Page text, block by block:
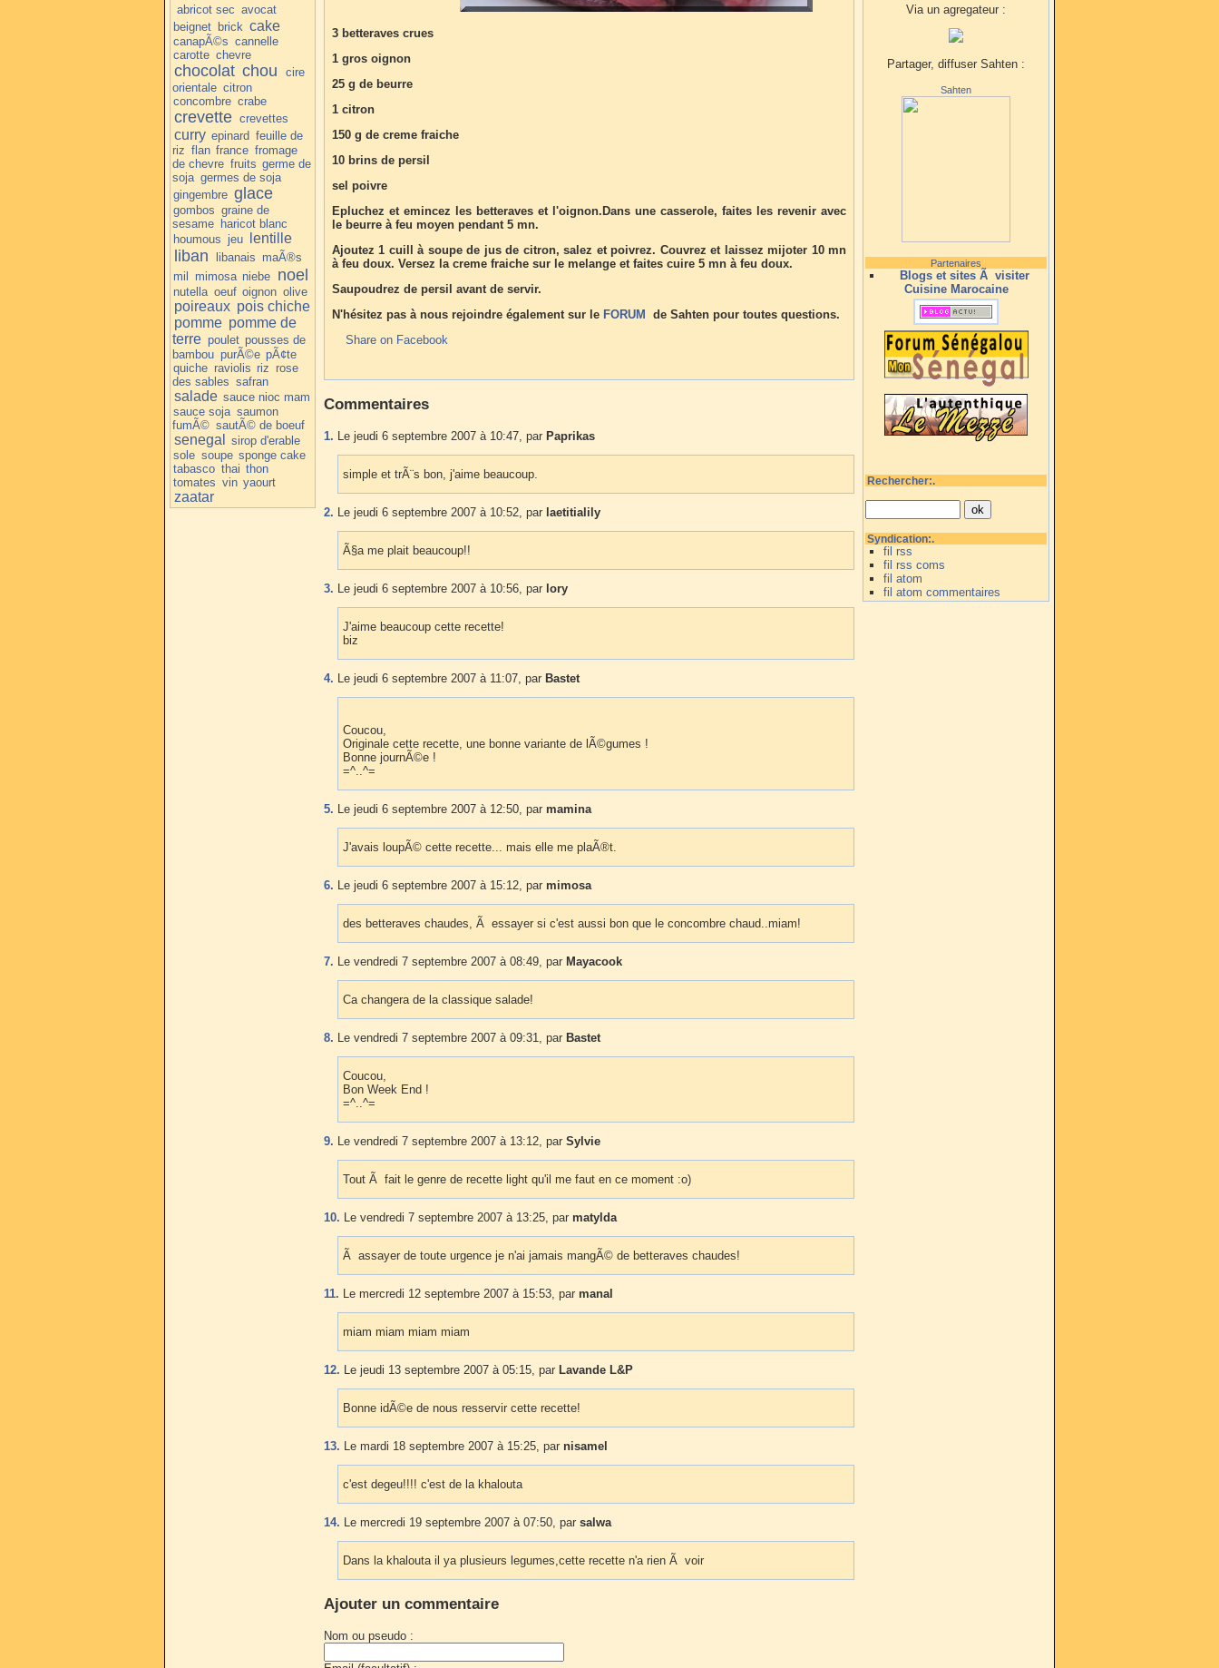
abricot sec avocat
beignet brick cake
canapÃ©s cannelle
carotte chevre
chocolat chou
cire
orientale citron
concombre crabe
crevette crevettes
curry epinard feuille de
riz flan france fromage
de chevre fruits germe de
soja germes de soja
gingembre glace
gombos graine de
sesame haricot blanc
houmous jeu lentille
liban libanais maÃ®s
mil mimosa niebe noel
nutella oeuf oignon olive
poireaux pois chiche
pomme pomme de
terre poulet pousses de
bambou purÃ©e pÃ¢te
quiche raviolis riz rose
des sables safran
salade sauce nioc mam
sauce soja saumon
fumÃ© sautÃ© de boeuf
senegal
sirop d'erable
sole soupe sponge cake
tabasco thai thon
tomates vin yaourt
zaatar
3 betteraves crues
1 gros oignon
25 g de beurre
1 citron
150 g de creme fraiche
10 brins de persil
sel poivre
Epluchez et emincez les betteraves et l'oignon.Dans une casserole, faites les revenir avec
le beurre à feu moyen pendant 5 mn.
Ajoutez 1 cuill à soupe de jus de citron, salez et poivrez. Couvrez et laissez mijoter 10 mn
à feu doux. Versez la creme fraiche sur le melange et faites cuire 5 mn à feu doux.
Saupoudrez de persil avant de servir.
N'hésitez pas à nous rejoindre également sur le FORUM
de Sahten pour toutes questions.
Share on Facebook
Commentaires
1. Le jeudi 6 septembre 2007 à 10:47, par Paprikas
simple et trÃ¨s bon, j'aime beaucoup.
2. Le jeudi 6 septembre 2007 à 10:52, par laetitialily
Ã§a me plait beaucoup!!
3. Le jeudi 6 septembre 2007 à 10:56, par lory
J'aime beaucoup cette recette!
biz
4. Le jeudi 6 septembre 2007 à 11:07, par Bastet
Coucou,
Originale cette recette, une bonne variante de lÃ©gumes !
Bonne journÃ©e !
=^..^=
5. Le jeudi 6 septembre 2007 à 12:50, par mamina
J'avais loupÃ© cette recette... mais elle me plaÃ®t.
6. Le jeudi 6 septembre 2007 à 15:12, par mimosa
des betteraves chaudes, Ã essayer si c'est aussi bon que le concombre chaud..miam!
7. Le vendredi 7 septembre 2007 à 08:49, par Mayacook
Ca changera de la classique salade!
8. Le vendredi 7 septembre 2007 à 09:31, par Bastet
Coucou,
Bon Week End !
=^..^=
9. Le vendredi 7 septembre 2007 à 13:12, par Sylvie
Tout Ã fait le genre de recette light qu'il me faut en ce moment :o)
10. Le vendredi 7 septembre 2007 à 13:25, par matylda
Ã assayer de toute urgence je n'ai jamais mangÃ© de betteraves chaudes!
11. Le mercredi 12 septembre 2007 à 15:53, par manal
miam miam miam miam
12. Le jeudi 13 septembre 2007 à 05:15, par Lavande L&P
Bonne idÃ©e de nous resservir cette recette!
13. Le mardi 18 septembre 2007 à 15:25, par nisamel
c'est degeu!!!! c'est de la khalouta
14. Le mercredi 19 septembre 2007 à 07:50, par salwa
Dans la khalouta il ya plusieurs legumes,cette recette n'a rien Ã voir
Ajouter un commentaire
Nom ou pseudo :
Via un agregateur :
Partager, diffuser Sahten :
Sahten
Partenaires
Blogs et sites Ã visiter
Cuisine Marocaine
Rechercher:.
Syndication:.
fil rss
fil rss coms
fil atom
fil atom commentaires